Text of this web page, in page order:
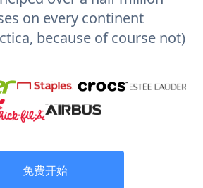
on every continent
because of course not)
免费开始